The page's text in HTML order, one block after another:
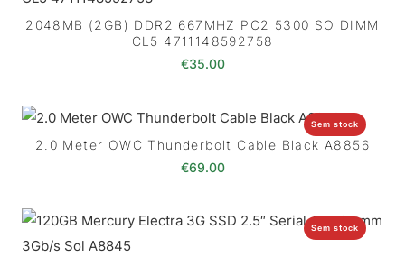
2048MB (2GB) DDR2 667MHZ PC2 5300 SO DIMM
CL5 4711148592758
€35.00
Sem stock
2.0 Meter OWC Thunderbolt Cable Black A8856
€69.00
Sem stock